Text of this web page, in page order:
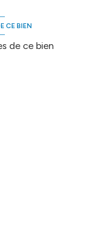
CE BIEN
de ce bien